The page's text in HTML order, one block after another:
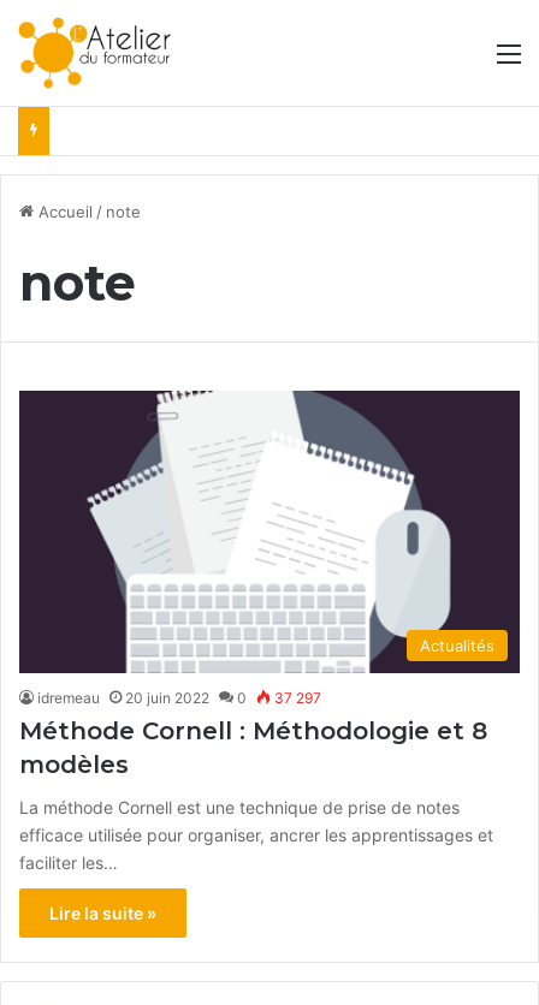
Accueil / note
note
Actualités
idremeau 20 juin 2022 0 37 297
Méthode Cornell : Méthodologie et 8
modèles
La méthode Cornell est une technique de prise de notes
efficace utilisée pour organiser, ancrer les apprentissages et
faciliter les…
Lire la suite »